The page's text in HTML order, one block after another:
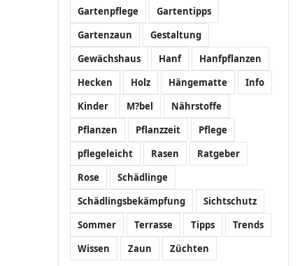
Gartenpflege
Gartentipps
Gartenzaun
Gestaltung
Gewächshaus
Hanf
Hanfpflanzen
Hecken
Holz Hängematte
Info
Kinder
M?bel
Nährstoffe
Pflanzen
Pflanzzeit
Pflege
pflegeleicht
Rasen
Ratgeber
Rose
Schädlinge
Schädlingsbekämpfung
Sichtschutz
Sommer
Terrasse Tipps
Trends
Wissen
Zaun Züchten